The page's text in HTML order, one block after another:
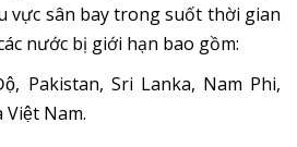
vực sân bay trong suốt thời gian
nước bị giới hạn bao gồm:
Pakistan, Sri Lanka, Nam Phi,
Việt Nam.